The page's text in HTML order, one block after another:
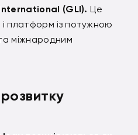
(GLI). Це
платформ із потужною
міжнародним